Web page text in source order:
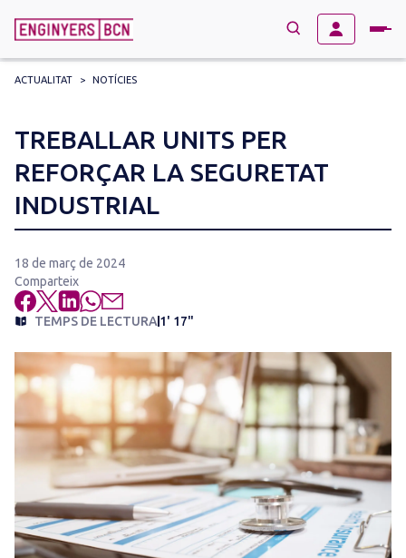
for:
ACTUALITAT > NOTÍCIES
TREBALLAR UNITS PER
REFORÇAR LA SEGURETAT
INDUSTRIAL
18 de març de 2024
Comparteix
TEMPS DE LECTURA 1' 17"